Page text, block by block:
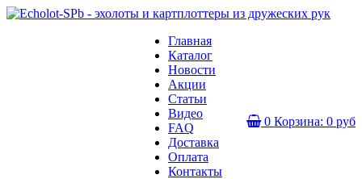
Главная
Каталог
Новости
Акции
Статьи
Видео
FAQ
Доставка
Оплата
Контакты
0 Корзина: 0 руб